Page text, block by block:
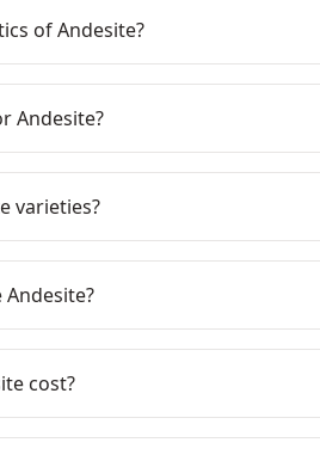
of Andesite?
Andesite?
varieties?
cost?